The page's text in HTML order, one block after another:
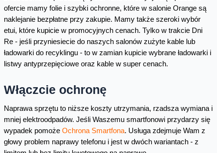
ofercie mamy folie i szybki ochronne, które w salonie Orange są
naklejanie bezpłatne przy zakupie. Mamy także szeroki wybór
etui, które kupicie w promocyjnych cenach. Tylko w trakcie Dni
Re - jeśli przyniesiecie do naszych salonów zużyte kable lub
ładowarki do recyklingu - to w zamian kupicie wybrane ładowarki i
listwy antyprzepięciowe oraz kable w super cenach.
Włączcie ochronę
Naprawa sprzętu to niższe koszty utrzymania, rzadsza wymiana i
mniej elektroodpadów. Jeśli Waszemu smartfonowi przydarzy się
wypadek pomoże Ochrona Smartfona. Usługa zdejmuje Wam z
głowy problem naprawy telefonu i jest w dwóch wariantach - z